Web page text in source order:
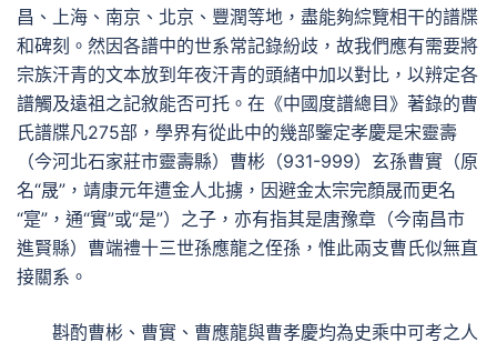
昌、上海、南京、北京、豐潤等地，盡能夠綜覽相干的譜牒
和碑刻。然因各譜中的世系常記錄紛歧，故我們應有需要將
宗族汗青的文本放到年夜汗青的頭緒中加以對比，以辨定各
譜觸及遠祖之記敘能否可托。在《中國度譜總目》著錄的曹
氏譜牒凡275部，學界有從此中的幾部鑒定孝慶是宋靈壽
（今河北石家莊市靈壽縣）曹彬（931-999）玄孫曹實（原
名“晟”，靖康元年遭金人北擄，因避金太宗完顏晟而更名
“寔”，通“實”或“是”）之子，亦有指其是唐豫章（今南昌市
進賢縣）曹端禮十三世孫應龍之侄孫，惟此兩支曹氏似無直
接關系。
斟酌曹彬、曹實、曹應龍與曹孝慶均為史乘中可考之人